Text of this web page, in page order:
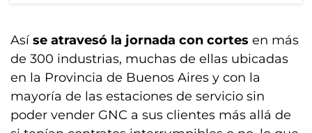
Así se atravesó la jornada con cortes en más
de 300 industrias, muchas de ellas ubicadas
en la Provincia de Buenos Aires y con la
mayoría de las estaciones de servicio sin
poder vender GNC a sus clientes más allá de